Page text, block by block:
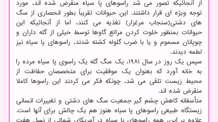
از آنجائیکه تصور می شد راسوهای پا سیاه منقرض شده اند، مورد
توجه ویژه ای قرار داشتند. این حیوانات تقریباً بطور انحصاری از سگ
های دشتی(سنجاب مرغزار) تغذیه می کنند، اما از آنجائیکه این
حیوانات بمنظور خلوت کردن مراتع گاوها توسط خیلی از گله داران و
چوپانان مسموم و یا با ضرب گلوله کشته شدند، راسوهای پا سیاه نیز
لطمه دیدند.
سپس یک روز در سال ۱۹۸۱، یک سگ گله یک راسوی پا سیاه مرده را
به خانه آورد که بعنوان یک موفقیت برای متخصصان حفاظت از
محیط زیست تلقی می شد، چونکه فکر می کردند این راسوها کاملا
منقرض شده اند.
متأسفانه کاهش چشم گیر جمعیت سگ های دشتی و تغییرات انسانی
زیستگاه طبیعی راسوهای پا سیاه هنوز هم یک چالش برای آنها است.
علاوه بر این، همه راسوهای پا سیاه در آمریکای شمالی از نسل هفت